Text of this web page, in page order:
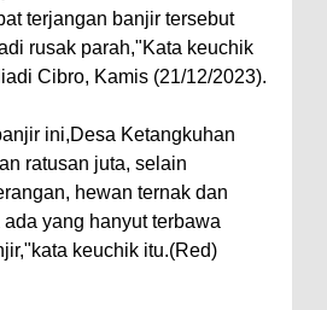
terjangan banjir tersebut
rusak parah,"Kata keuchik
Cibro, Kamis (21/12/2023).
ini,Desa Ketangkuhan
ratusan juta, selain
hewan ternak dan
yang hanyut terbawa
keuchik itu.(Red)